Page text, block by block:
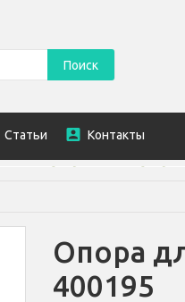
Поиск
Статьи Контакты
Опора
400195